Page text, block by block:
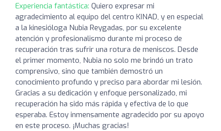
Experiencia fantástica: Quiero expresar mi
agradecimiento al equipo del centro KINAD, y en especial
a la kinesióloga Nubia Reygadas, por su excelente
atención y profesionalismo durante mi proceso de
recuperación tras sufrir una rotura de meniscos. Desde
el primer momento, Nubia no solo me brindó un trato
comprensivo, sino que también demostró un
conocimiento profundo y preciso para abordar mi lesión.
Gracias a su dedicación y enfoque personalizado, mi
recuperación ha sido más rápida y efectiva de lo que
esperaba. Estoy inmensamente agradecido por su apoyo
en este proceso. ¡Muchas gracias!